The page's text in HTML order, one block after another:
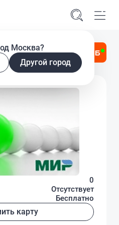
Москва?
Другой город
0
Отсутствует
Бесплатно
карту